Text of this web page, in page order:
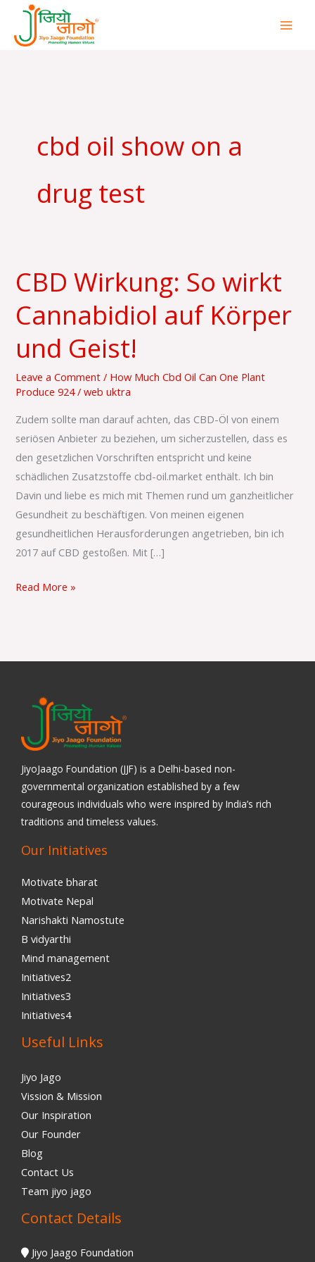
content
cbd oil show on a
drug test
CBD Wirkung: So wirkt
Cannabidiol auf Körper
und Geist!
Leave a Comment / How Much Cbd Oil Can One Plant
Produce 924/web uktra
Zudem sollte man darauf achten, das CBD-Öl von einem
seriösen Anbieter zu beziehen, um sicherzustellen, dass es
den gesetzlichen Vorschriften entspricht und keine
schädlichen Zusatzstoffe cbd-oil.market enthält. Ich bin
Davin und liebe es mich mit Themen rund um ganzheitlicher
Gesundheit zu beschäftigen. Von meinen eigenen
gesundheitlichen Herausforderungen angetrieben, bin ich
2017 auf CBD gestoßen. Mit […]
CBD
Wirkung:
So
Cannabidiol
Körper
Geist!
Read More »
JiyoJaago Foundation (JJF) is a Delhi-based non-
governmental organization established by a few
courageous individuals who were inspired by India’s rich
traditions and timeless values.
Our Initiatives
Motivate bharat
Motivate Nepal
Narishakti Namostute
B vidyarthi
Mind management
Initiatives2
Initiatives3
Initiatives4
Useful Links
Jiyo Jago
Vission & Mission
Our Inspiration
Our Founder
Blog
Contact Us
Team jiyo jago
Contact Details
Jiyo Jaago Foundation